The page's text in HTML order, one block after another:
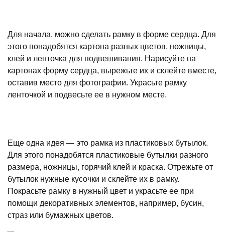
Для начала, можно сделать рамку в форме сердца. Для
этого понадобятся картона разных цветов, ножницы,
клей и ленточка для подвешивания. Нарисуйте на
картонах форму сердца, вырежьте их и склейте вместе,
оставив место для фотографии. Украсьте рамку
ленточкой и подвесьте ее в нужном месте.
Еще одна идея — это рамка из пластиковых бутылок.
Для этого понадобятся пластиковые бутылки разного
размера, ножницы, горячий клей и краска. Отрежьте от
бутылок нужные кусочки и склейте их в рамку.
Покрасьте рамку в нужный цвет и украсьте ее при
помощи декоративных элементов, например, бусин,
страз или бумажных цветов.